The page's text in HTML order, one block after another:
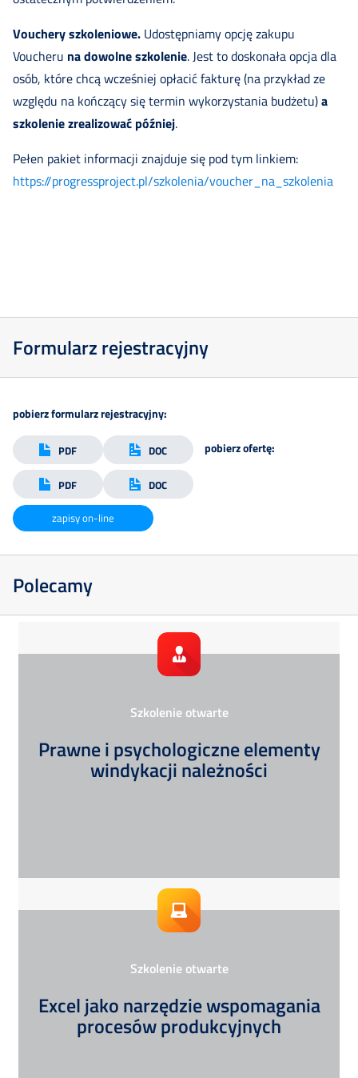
Vouchery szkoleniowe. Udostępniamy opcję zakupu
Voucheru na dowolne szkolenie. Jest to doskonała opcja dla
osób, które chcą wcześniej opłacić fakturę (na przykład ze
względu na kończący się termin wykorzystania budżetu)a
szkolenie zrealizować później.
Pełen pakiet informacji znajduje się pod tym linkiem:
https://progressproject.pl/szkolenia/voucher_na_szkolenia
Formularz rejestracyjny
pobierz formularz rejestracyjny:
PDF DOC pobierz ofertę:
PDF DOC
zapisy on-line
Polecamy
Szkolenie otwarte
Prawne i psychologiczne elementy
windykacji należności
Szkolenie otwarte
Excel jako narzędzie wspomagania
procesów produkcyjnych